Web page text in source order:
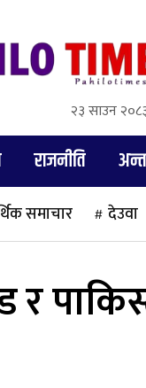
२३ साउन
राजनीति
समाचार देउवा
र